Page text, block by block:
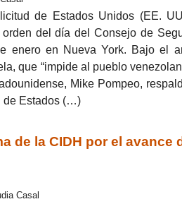
de Estados Unidos (EE.
del día del Consejo de
enero en Nueva York. Bajo el
que “impide al pueblo
Mike Pompeo,
de Estados (…)
de la CIDH por el avance
Casal